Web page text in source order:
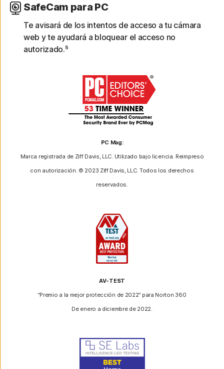
SafeCam para PC
Te avisará de los intentos de acceso a tu cámara
web y te ayudará a bloquear el acceso no
autorizado.⁵
PC Mag:
Marca registrada de Ziff Davis, LLC. Utilizado bajo licencia. Reimpreso
con autorización. © 2023 Ziff Davis, LLC. Todos los derechos
reservados.
AV-TEST
“Premio a la mejor protección de 2022” para Norton 360
De enero a diciembre de 2022.